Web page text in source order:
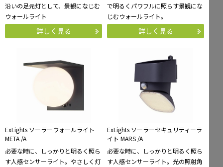
沿いの足元灯として、景観になじむ
ウォールライト
詳しく見る
で明るくパワフルに照らす景観にな
じむウォールライト。
詳しく見る
ExLights ソーラーウォールライト
META /A
必要な時に、しっかりと明るく照ら
す人感センサーライト。やさしく灯
ExLights ソーラーセキュリティーラ
イト MARS /A
必要な時に、しっかりと明るく照ら
す人感センサーライト。光の照射角